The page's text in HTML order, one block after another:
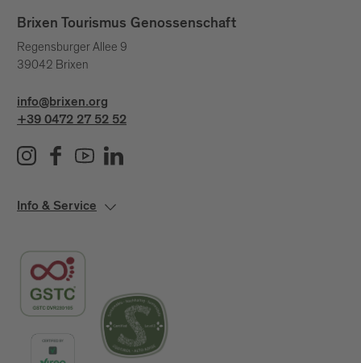
Brixen Tourismus Genossenschaft
Regensburger Allee 9
39042 Brixen
info@brixen.org
+39 0472 27 52 52
Info & Service